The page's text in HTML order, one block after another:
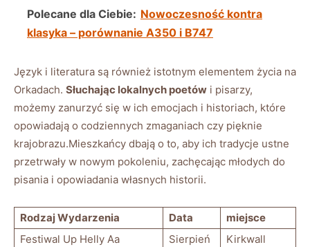
Polecane dla Ciebie: Nowoczesność kontra
klasyka – porównanie A350 i B747
Język i literatura są również istotnym elementem życia na
Orkadach. Słuchając lokalnych poetów i pisarzy,
możemy zanurzyć się w ich emocjach i historiach, które
opowiadają o codziennych zmaganiach czy pięknie
krajobrazu.Mieszkańcy dbają o to, aby ich tradycje ustne
przetrwały w nowym pokoleniu, zachęcając młodych do
pisania i opowiadania własnych historii.
Rodzaj Wydarzenia Data
miejsce
Festiwal Up Helly Aa
Sierpień
Kirkwall